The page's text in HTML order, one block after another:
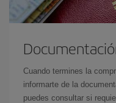
Cuando termines la
informarte de la
puedes consultar si